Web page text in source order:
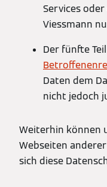
Services
Viessmann
Der fünfte
Daten dem
nicht jedoch
Weiterhin können
Webseiten
sich diese